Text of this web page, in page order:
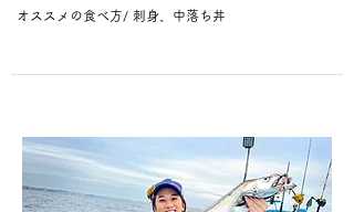
​オススメの食べ方/ 刺身、中落ち丼